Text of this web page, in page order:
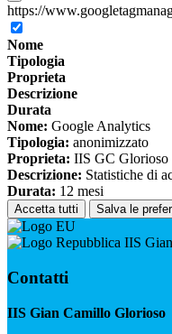
https://
Nome
Tipologia
Proprieta
Descrizione
Durata
Nome: Google Analytics
Tipologia: anonimizzato
Proprieta: IIS GC Glorioso
Descrizione: Statistiche di
Durata: 12 mesi
Accetta tutti Salva le
IIS
Contatti
IIS Gian Camillo Glorioso